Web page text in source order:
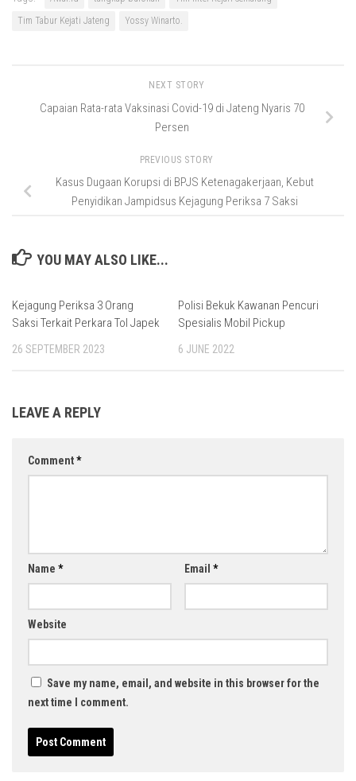
Tim Tabur Kejati Jateng
Yossy Winarto.
NEXT STORY
Capaian Rata-rata Vaksinasi Covid-19 di Jateng Nyaris 70
Persen
PREVIOUS STORY
Kasus Dugaan Korupsi di BPJS Ketenagakerjaan, Kebut
Penyidikan Jampidsus Kejagung Periksa 7 Saksi
YOU MAY ALSO LIKE...
Kejagung Periksa 3 Orang
Saksi Terkait Perkara Tol Japek
26 SEPTEMBER 2023
Polisi Bekuk Kawanan Pencuri
Spesialis Mobil Pickup
6 JUNE 2022
LEAVE A REPLY
Comment*
Name * Email *
Website
Save my name, email, and website in this browser for the
next time I comment.